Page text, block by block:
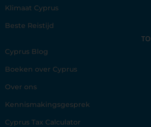
Klimaat Cyprus
Beste Reistijd
Cyprus Blog
Boeken over Cyprus
Over ons
Kennismakingsgesprek
Cyprus Tax Calculator